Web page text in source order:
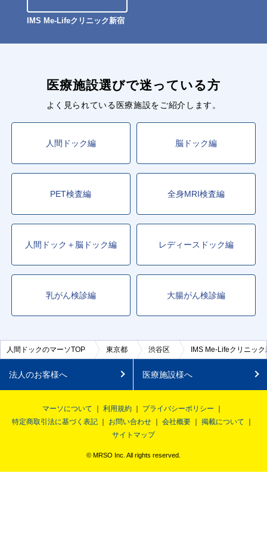
IMS Me-Lifeクリニック新宿
医療施設選びで迷っている方
よく見られている医療施設をご紹介します。
人間ドック編 脳ドック編
PET検査編 全身MRI検査編
人間ドック＋脳ドック編 レディースドック編
乳がん検診編 大腸がん検診編
人間ドックのマーソTOP 東京都 渋谷区 IMS Me-Lifeクリニッ
法人のお客様へ 医療施設様へ
マーソについて 利用規約
プライバシーポリシー
特定商取引法に基づく表記
お問い合わせ 会社概要
掲載について
サイトマップ
© MRSO Inc. All rights reserved.